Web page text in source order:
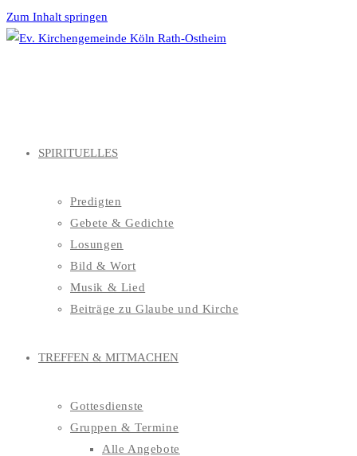
Zum Inhalt springen
SPIRITUELLES
Predigten
Gebete & Gedichte
Losungen
Bild & Wort
Musik & Lied
Beiträge zu Glaube und Kirche
TREFFEN & MITMACHEN
Gottesdienste
Gruppen & Termine
Alle Angebote